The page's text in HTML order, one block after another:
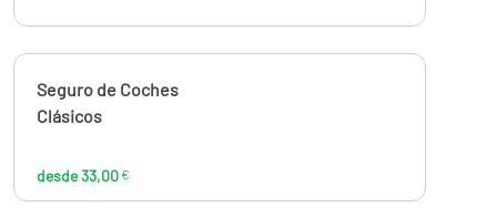
Calcúlalo ahora
Seguro de Coches
Clásicos
desde 33,00 €